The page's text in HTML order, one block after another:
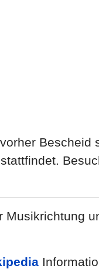
Bescheid